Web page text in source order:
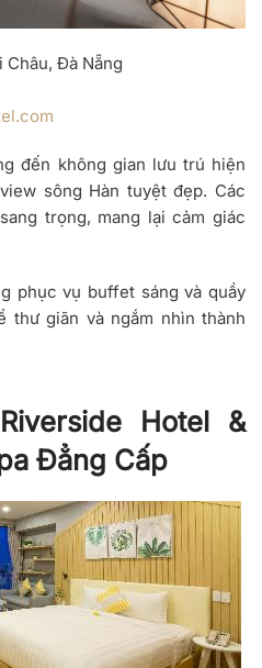
Châu, Đà Nẵng
đến không gian lưu trú hiện
sông Hàn tuyệt đẹp. Các
trọng, mang lại cảm giác
phục vụ buffet sáng và quầy
thư giãn và ngắm nhìn thành
Hotel &
Đẳng Cấp